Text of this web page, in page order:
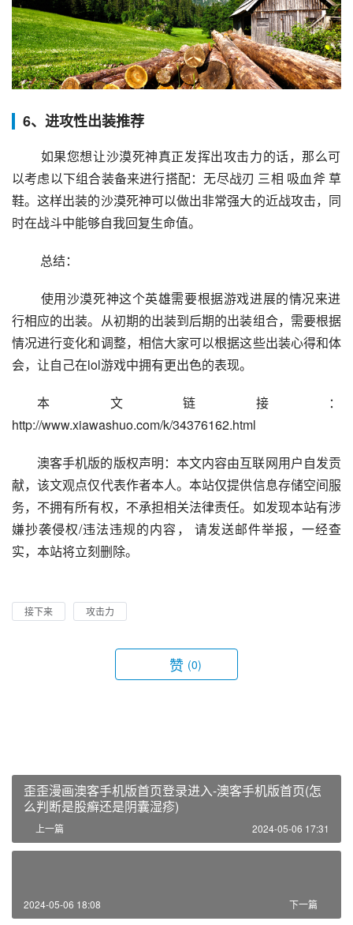
6、进攻性出装推荐
以考虑以下组合装备来进行搭配：无尽战刃 三相 吸血斧 草
鞋。这样出装的沙漠死神可以做出非常强大的近战攻击，同
时在战斗中能够自我回复生命值。
总结：
行相应的出装。从初期的出装到后期的出装组合，需要根据
情况进行变化和调整，相信大家可以根据这些出装心得和体
会，让自己在lol游戏中拥有更出色的表现。
本文链接：
http://www.xiawashuo.com/k/34376162.html
澳客手机版的版权声明：本文内容由互联网用户自发贡
献，该文观点仅代表作者本人。本站仅提供信息存储空间服
务，不拥有所有权，不承担相关法律责任。如发现本站有涉
嫌抄袭侵权/违法违规的内容， 请发送邮件举报，一经查
实，本站将立刻删除。
接下来 攻击力
赞 (0)
歪歪漫画澳客手机版首页登录进入-澳客手机版首页(怎
么判断是股癣还是阴囊湿疹)
上一篇 2024-05-06 17:31
下一篇
2024-05-06 18:08